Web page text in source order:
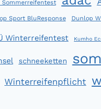
Sommerreifentest
Sport BluResponse Dunlop
Winterreifentest Kumho
schneeketten
Winterreifenpflicht